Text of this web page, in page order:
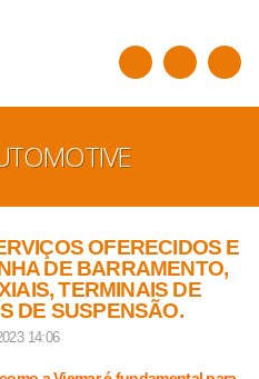
OFERECIDOS E
DE BARRAMENTO,
TERMINAIS DE
DE SUSPENSÃO.
14:06